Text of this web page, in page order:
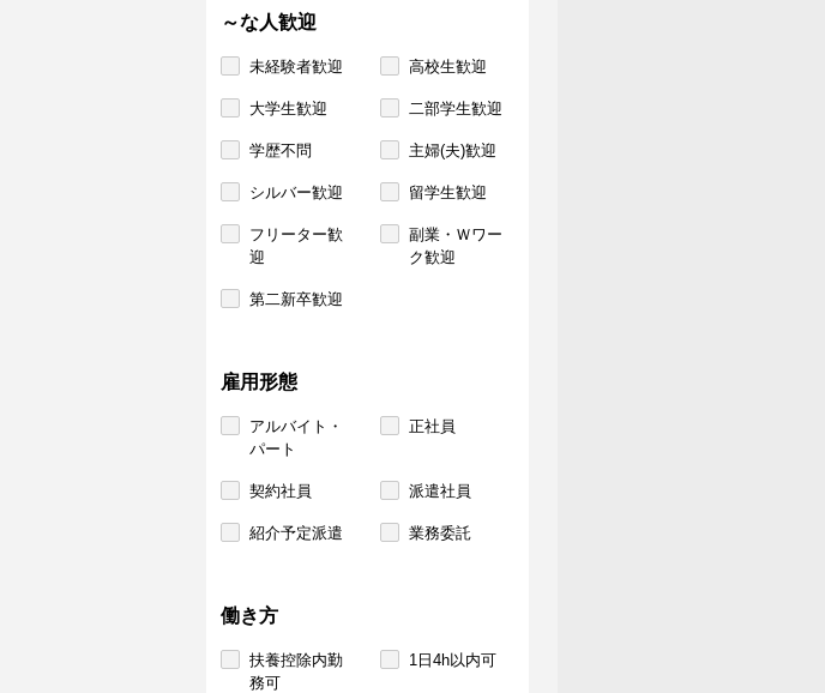
～な人歓迎
未経験者歓迎 高校生歓迎
大学生歓迎 二部学生歓迎
学歴不問 主婦(夫)歓迎
シルバー歓迎 留学生歓迎
フリーター歓
迎
副業・Ｗワー
ク歓迎
第二新卒歓迎
雇用形態
アルバイト・
パート
正社員
契約社員 派遣社員
紹介予定派遣 業務委託
働き方
扶養控除内勤
務可
1日4h以内可